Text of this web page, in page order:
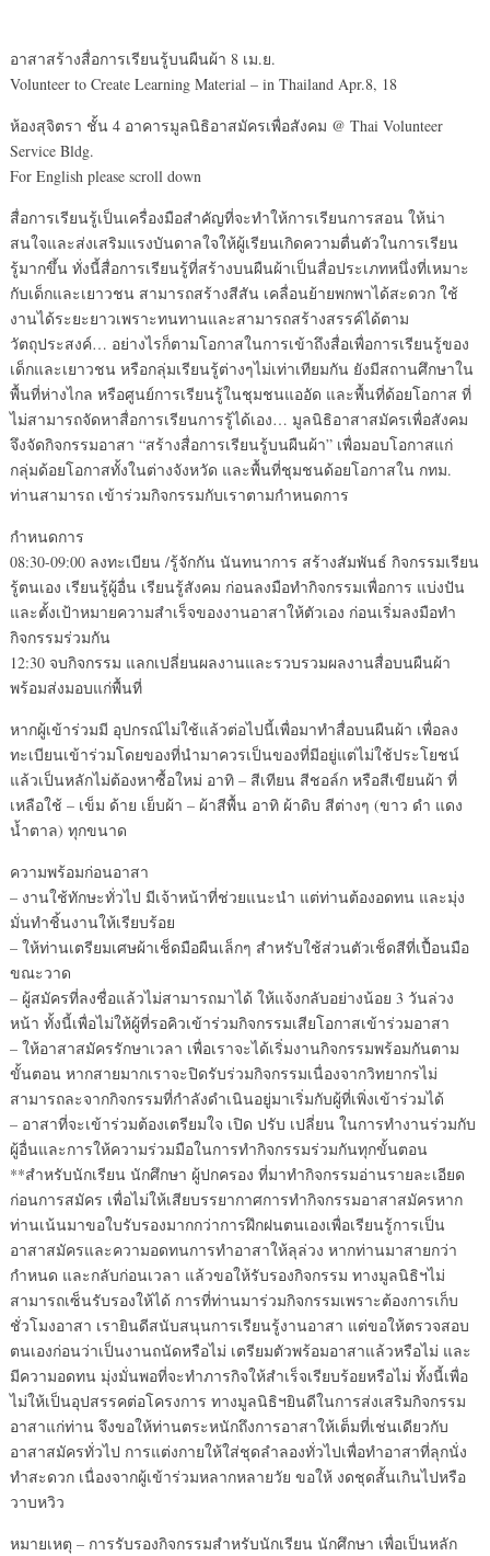
อาสาสร้างสื่อการเรียนรู้บนผืนผ้า 8 เม.ย.
Volunteer to Create Learning Material – in Thailand Apr.8, 18
ห้องสุจิตรา ชั้น 4 อาคารมูลนิธิอาสมัครเพื่อสังคม @ Thai Volunteer
Service Bldg.
For English please scroll down
สื่อการเรียนรู้เป็นเครื่องมือสำคัญที่จะทำให้การเรียนการสอน ให้น่า
สนใจและส่งเสริมแรงบันดาลใจให้ผู้เรียนเกิดความตื่นตัวในการเรียน
รู้มากขึ้น ทั่งนี้สื่อการเรียนรู้ที่สร้างบนผืนผ้าเป็นสื่อประเภทหนึ่งที่เหมาะ
กับเด็กและเยาวชน สามารถสร้างสีสัน เคลื่อนย้ายพกพาได้สะดวก ใช้
งานได้ระยะยาวเพราะทนทานและสามารถสร้างสรรค์ได้ตาม
วัตถุประสงค์… อย่างไรก็ตามโอกาสในการเข้าถึงสื่อเพื่อการเรียนรู้ของ
เด็กและเยาวชน หรือกลุ่มเรียนรู้ต่างๆไม่เท่าเทียมกัน ยังมีสถานศึกษาใน
พื้นที่ห่างไกล หรือศูนย์การเรียนรู้ในชุมชนแออัด และพื้นที่ด้อยโอกาส ที่
ไม่สามารถจัดหาสื่อการเรียนการรู้ได้เอง… มูลนิธิอาสาสมัครเพื่อสังคม
จึงจัดกิจกรรมอาสา “สร้างสื่อการเรียนรู้บนผืนผ้า” เพื่อมอบโอกาสแก่
กลุ่มด้อยโอกาสทั้งในต่างจังหวัด และพื้นที่ชุมชนด้อยโอกาสใน กทม.
ท่านสามารถ เข้าร่วมกิจกรรมกับเราตามกำหนดการ
กำหนดการ
08:30-09:00 ลงทะเบียน /รู้จักกัน นันทนาการ สร้างสัมพันธ์ กิจกรรมเรียน
รู้ตนเอง เรียนรู้ผู้อื่น เรียนรู้สังคม ก่อนลงมือทำกิจกรรมเพื่อการ แบ่งปัน
และตั้งเป้าหมายความสำเร็จของงานอาสาให้ตัวเอง ก่อนเริ่มลงมือทำ
กิจกรรมร่วมกัน
12:30 จบกิจกรรม แลกเปลี่ยนผลงานและรวบรวมผลงานสื่อบนผืนผ้า
พร้อมส่งมอบแก่พื้นที่
หากผู้เข้าร่วมมี อุปกรณ์ไม่ใช้แล้วต่อไปนี้เพื่อมาทำสื่อบนผืนผ้า เพื่อลง
ทะเบียนเข้าร่วมโดยของที่นำมาควรเป็นของที่มีอยู่แต่ไม่ใช้ประโยชน์
แล้วเป็นหลักไม่ต้องหาซื้อใหม่ อาทิ – สีเทียน สีชอล์ก หรือสีเขียนผ้า ที่
เหลือใช้ – เข็ม ด้าย เย็บผ้า – ผ้าสีพื้น อาทิ ผ้าดิบ สีต่างๆ (ขาว ดำ แดง
น้ำตาล) ทุกขนาด
ความพร้อมก่อนอาสา
– งานใช้ทักษะทั่วไป มีเจ้าหน้าที่ช่วยแนะนำ แต่ท่านต้องอดทน และมุ่ง
มั่นทำชิ้นงานให้เรียบร้อย
– ให้ท่านเตรียมเศษผ้าเช็ดมือผืนเล็กๆ สำหรับใช้ส่วนตัวเช็ดสีที่เปื้อนมือ
ขณะวาด
– ผู้สมัครที่ลงชื่อแล้วไม่สามารถมาได้ ให้แจ้งกลับอย่างน้อย 3 วันล่วง
หน้า ทั้งนี้เพื่อไม่ให้ผู้ที่รอคิวเข้าร่วมกิจกรรมเสียโอกาสเข้าร่วมอาสา
– ให้อาสาสมัครรักษาเวลา เพื่อเราจะได้เริ่มงานกิจกรรมพร้อมกันตาม
ขั้นตอน หากสายมากเราจะปิดรับร่วมกิจกรรมเนื่องจากวิทยากรไม่
สามารถละจากกิจกรรมที่กำลังดำเนินอยู่มาเริ่มกับผู้ที่เพิ่งเข้าร่วมได้
– อาสาที่จะเข้าร่วมต้องเตรียมใจ เปิด ปรับ เปลี่ยน ในการทำงานร่วมกับ
ผู้อื่นและการให้ความร่วมมือในการทำกิจกรรมร่วมกันทุกขั้นตอน
**สำหรับนักเรียน นักศึกษา ผู้ปกครอง ที่มาทำกิจกรรมอ่านรายละเอียด
ก่อนการสมัคร เพื่อไม่ให้เสียบรรยากาศการทำกิจกรรมอาสาสมัครหาก
ท่านเน้นมาขอใบรับรองมากกว่าการฝึกฝนตนเองเพื่อเรียนรู้การเป็น
อาสาสมัครและความอดทนการทำอาสาให้ลุล่วง หากท่านมาสายกว่า
กำหนด และกลับก่อนเวลา แล้วขอให้รับรองกิจกรรม ทางมูลนิธิฯไม่
สามารถเซ็นรับรองให้ได้ การที่ท่านมาร่วมกิจกรรมเพราะต้องการเก็บ
ชั่วโมงอาสา เรายินดีสนับสนุนการเรียนรู้งานอาสา แต่ขอให้ตรวจสอบ
ตนเองก่อนว่าเป็นงานถนัดหรือไม่ เตรียมตัวพร้อมอาสาแล้วหรือไม่ และ
มีความอดทน มุ่งมั่นพอที่จะทำภารกิจให้สำเร็จเรียบร้อยหรือไม่ ทั้งนี้เพื่อ
ไม่ให้เป็นอุปสรรคต่อโครงการ ทางมูลนิธิฯยินดีในการส่งเสริมกิจกรรม
อาสาแก่ท่าน จึงขอให้ท่านตระหนักถึงการอาสาให้เต็มที่เช่นเดียวกับ
อาสาสมัครทั่วไป การแต่งกายให้ใส่ชุดลำลองทั่วไปเพื่อทำอาสาที่ลุกนั่ง
ทำสะดวก เนื่องจากผู้เข้าร่วมหลากหลายวัย ขอให้ งดชุดสั้นเกินไปหรือ
วาบหวิว
หมายเหตุ – การรับรองกิจกรรมสำหรับนักเรียน นักศึกษา เพื่อเป็นหลัก